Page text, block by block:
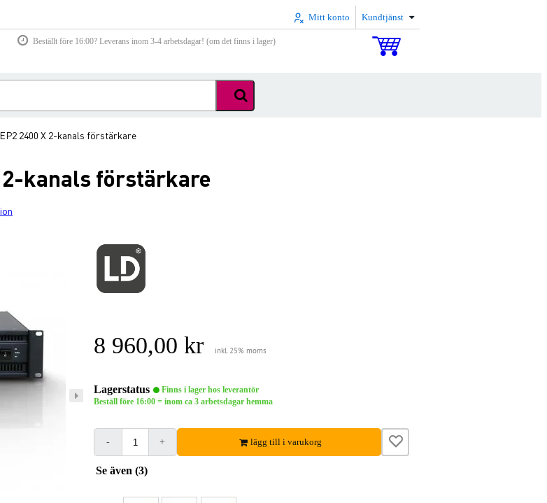
Mitt konto Kundtjänst
Beställt före 16:00? Leverans inom 3-4 arbetsdagar! (om det finns i lager)
2400 X 2-kanals förstärkare
2-kanals förstärkare
8 960,00 kr inkl. 25% moms
Lagerstatus
Finns i lager hos leverantör
Beställ före 16:00 = inom ca 3 arbetsdagar hemma
- + lägg till i varukorg
Se även (3)